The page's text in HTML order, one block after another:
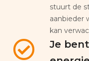
stuurt de
aanbieder
kan
Je